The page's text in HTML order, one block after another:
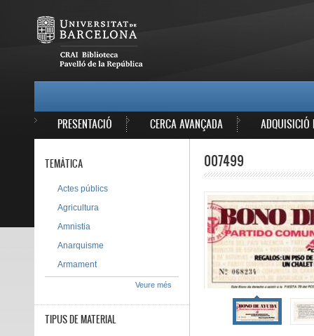
PRESENTACIÓ CERCA AVANÇADA ADQUISICIÓ
007499
TEMÀTICA
Actes públics
Agricultura
Amnistia
Anarquisme
Armament
Veure més
TIPUS DE MATERIAL